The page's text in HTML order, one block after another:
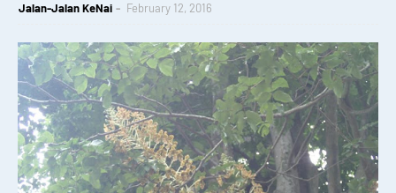
Jalan-Jalan KeNai February 12, 2016